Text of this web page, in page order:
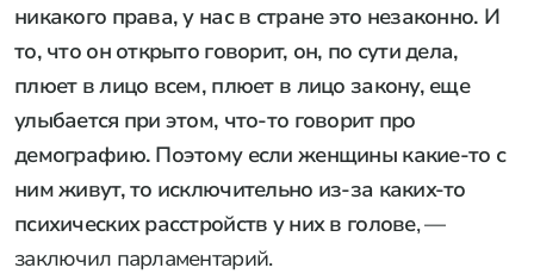
никакого права, у нас в стране это незаконно. И
то, что он открыто говорит, он, по сути дела,
плюет в лицо всем, плюет в лицо закону, еще
улыбается при этом, что-то говорит про
демографию. Поэтому если женщины какие-то с
ним живут, то исключительно из-за каких-то
психических расстройств у них в голове, —
заключил парламентарий.